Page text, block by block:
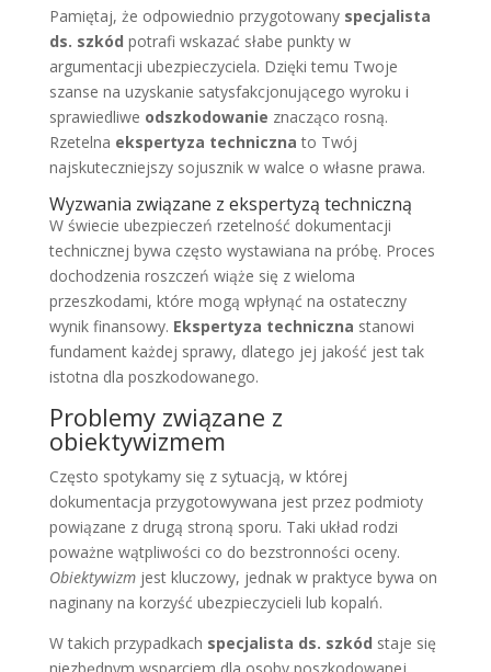
Pamiętaj, że odpowiednio przygotowany specjalista
ds. szkód potrafi wskazać słabe punkty w
argumentacji ubezpieczyciela. Dzięki temu Twoje
szanse na uzyskanie satysfakcjonującego wyroku i
sprawiedliwe odszkodowanie znacząco rosną.
Rzetelna ekspertyza techniczna to Twój
najskuteczniejszy sojusznik w walce o własne prawa.
Wyzwania związane z ekspertyzą techniczną
W świecie ubezpieczeń rzetelność dokumentacji
technicznej bywa często wystawiana na próbę. Proces
dochodzenia roszczeń wiąże się z wieloma
przeszkodami, które mogą wpłynąć na ostateczny
wynik finansowy. Ekspertyza techniczna stanowi
fundament każdej sprawy, dlatego jej jakość jest tak
istotna dla poszkodowanego.
Problemy związane z
obiektywizmem
Często spotykamy się z sytuacją, w której
dokumentacja przygotowywana jest przez podmioty
powiązane z drugą stroną sporu. Taki układ rodzi
poważne wątpliwości co do bezstronności oceny.
Obiektywizmjest kluczowy, jednak w praktyce bywa on
naginany na korzyść ubezpieczycieli lub kopalń.
W takich przypadkach specjalista ds. szkód staje się